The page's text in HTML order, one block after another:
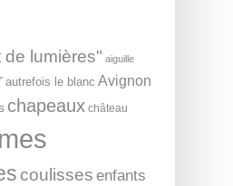
de lumières" aiguille
autrefois le blanc Avignon
chapeaux château
coulisses enfants